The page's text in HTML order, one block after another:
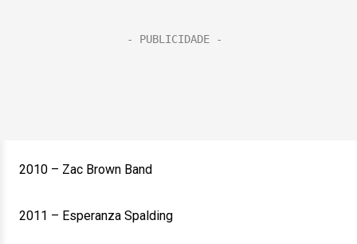
2010 – Zac Brown Band
2011 – Esperanza Spalding